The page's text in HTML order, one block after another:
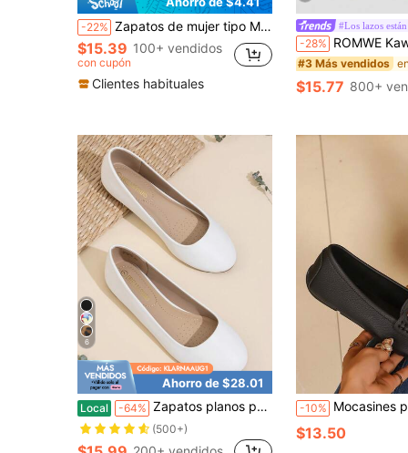
-22% Zapatos de mujer tipo Mary Jane vintage con doble correa, aptos para todas las estaciones
$15.39 100+ vendidos
con cupón
Clientes habituales
#Los lazos
-28% ROMWE Kawaii Zapatos de mujer
#3 Más vendidos
$15.77 800+
6
Ahorro de $28.01
Local -64% Zapatos planos para mujer de punta redonda, cómodos, de estilo ballet clásico y sencillo, ideales para ir al trabajo
(500+)
-10% Mocasines planos sin cordones para mujer, zapatos
$13.50